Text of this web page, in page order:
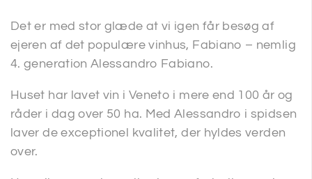
Det er med stor glæde at vi igen får besøg af
ejeren af det populære vinhus, Fabiano – nemlig
4. generation Alessandro Fabiano.
Huset har lavet vin i Veneto i mere end 100 år og
råder i dag over 50 ha. Med Alessandro i spidsen
laver de exceptionel kvalitet, der hyldes verden
over.